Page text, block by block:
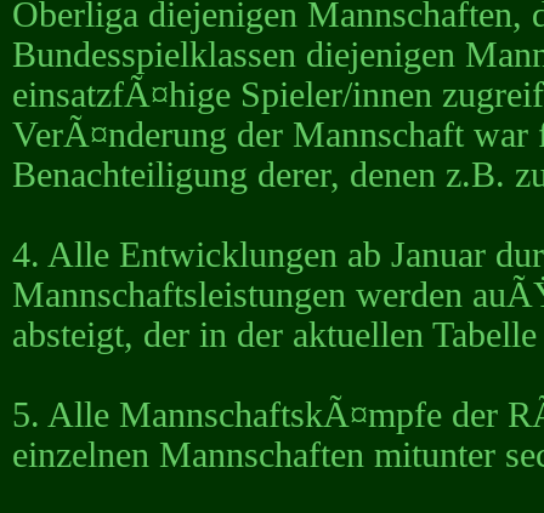
Oberliga diejenigen
Bundesspielklassen diejenigen
einsatzfÃ¤hige Spieler/innen
VerÃ¤nderung der Mannschaft
Benachteiligung derer, denen z.B.
4. Alle Entwicklungen ab Januar
Mannschaftsleistungen werden
absteigt, der in der aktuellen
5. Alle MannschaftskÃ¤mpfe der
einzelnen Mannschaften mitunter